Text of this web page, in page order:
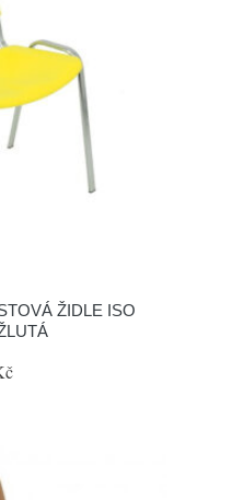
ŽIDLE ISO